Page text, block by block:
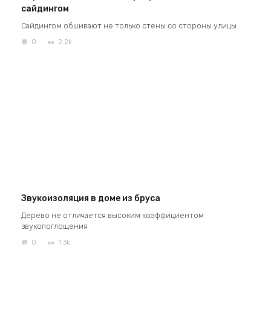
сайдингом
Сайдингом обшивают не только стены со стороны улицы
0 2.2k.
Звукоизоляция в доме из бруса
Дерево не отличается высоким коэффициентом
звукопоглощения
0 1.3k.